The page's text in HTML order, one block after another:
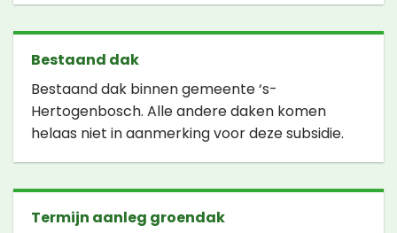
Bestaand dak
Bestaand dak binnen gemeente ‘s-
Hertogenbosch. Alle andere daken komen
helaas niet in aanmerking voor deze subsidie.
Termijn aanleg groendak